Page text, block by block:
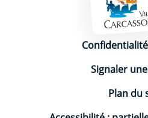
Mentions
Confidentialité
Signaler
Plan du